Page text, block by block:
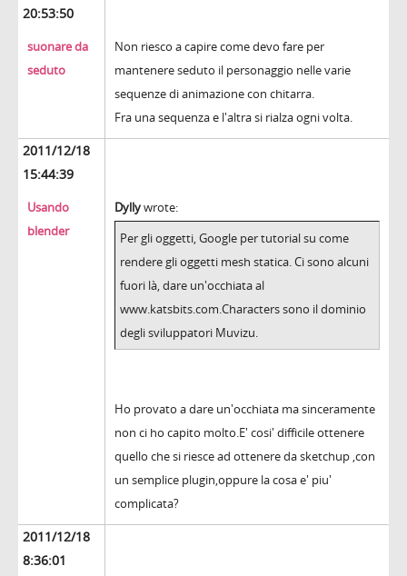
20:53:50
suonare da
seduto
Non riesco a capire come devo fare per
mantenere seduto il personaggio nelle varie
sequenze di animazione con chitarra.
Fra una sequenza e l'altra si rialza ogni volta.
2011/12/18
15:44:39
Usando
blender
Dyllywrote:
Per gli oggetti, Google per tutorial su come
rendere gli oggetti mesh statica. Ci sono alcuni
fuori là, dare un'occhiata al
www.katsbits.com.Characters sono il dominio
degli sviluppatori Muvizu.
Ho provato a dare un'occhiata ma sinceramente
non ci ho capito molto.E' cosi' difficile ottenere
quello che si riesce ad ottenere da sketchup ,con
un semplice plugin,oppure la cosa e' piu'
complicata?
2011/12/18
8:36:01